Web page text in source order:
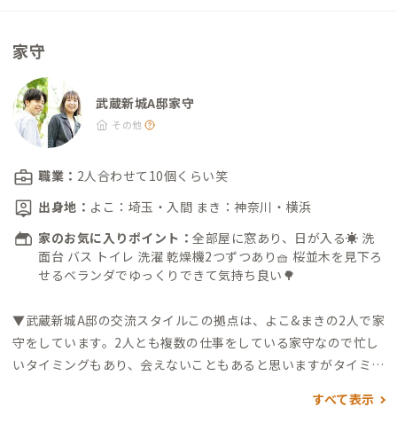
DAISO トモズ武蔵新城店：徒歩9分（100円均一） ・パシオス：
徒歩10分（衣料品） ・文教堂：徒歩11分（文房具/本） 飲食店
※武蔵新城駅周辺は個人店が150ほど！ ・灯台屋：徒歩0分（セ
ッション＆多目的スペース） ・おやつパティスリーtoi-toi-to
i：徒歩1分（焼き菓子など） ・千年共店：徒歩5分（シェアア
トリエ/カフェ/雑貨販売） ・ジョージのおやつ新城スタンド：
徒歩6分（焼き菓子など） ・日々と、珈琲：徒歩8分（カフェ）
・CAFE Liber：徒歩8分（夜も営業しているカフェ） ・Book &
Cafe Stand Shinjo Gekijo：徒歩12分（米粉のクレープ/漫画が
読めるカフェ） ・新城サカバー：徒歩13分（ママ＆マスターが
日替わりのコミュニティバー） ・新城テラス：徒歩13分（カフ
・千年温泉：徒歩5分 ・溝口温泉 喜楽里：徒歩13分 ・バーデ
ンプレイス：徒歩15分 公園/お散歩 ・江川せせらぎ遊歩道：徒
歩0分 ・新城公園：徒歩6分 ・新城神社：徒歩11分 ・たちばな
HUT：徒歩25分（シェアキッチンやコワーキングスペースなど
家守
武蔵新城A邸家守
その他
職業： 2人合わせて10個くらい笑
出身地： よこ：埼玉・入間 まき：神奈川・横浜
家のお気に入りポイント： 全部屋に窓あり、日が入る☀️ 洗
面台 バス トイレ 洗濯 乾燥機2つずつあり🧺 桜並木を見下ろ
せるベランダでゆっくりできて気持ち良い🌳
▼武蔵新城A邸の交流スタイルこの拠点は、よこ&まきの2人で家
守をしています。 2人とも複数の仕事をしている家守なので忙し
いタイミングもあり、会えないこともあると思いますがタイミン
1年間フルホッパ
すべて表示